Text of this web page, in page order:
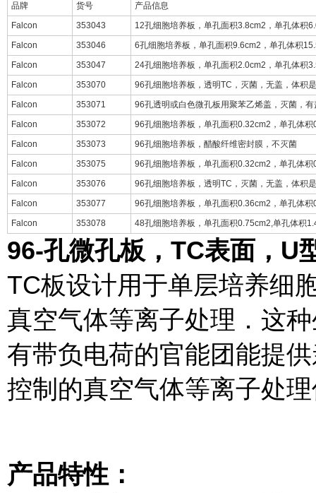
品牌 货号
产品信息
Falcon
353043
12孔细胞培养板，单孔面积3.8cm2，单孔体积
Falcon
353046
6孔细胞培养板，单孔面积9.6cm2，单孔体积
Falcon
353047
24孔细胞培养板，单孔面积2.0cm2，单孔体积
Falcon
353070
96孔细胞培养板，透明TC，灭菌，无盖，体积
Falcon
353071
96孔透明或白色微孔板用聚苯乙烯盖，灭菌，有
Falcon
353072
96孔细胞培养板，单孔面积0.32cm2，单孔体
Falcon
353073
96孔细胞培养板，醋酸纤维密封膜，不灭菌
Falcon
353075
96孔细胞培养板，单孔面积0.32cm2，单孔体
Falcon
353076
96孔细胞培养板，透明TC，灭菌，无盖，体积
Falcon
353077
96孔细胞培养板，单孔面积0.36cm2，单孔体
Falcon
353078 48孔细胞培养板，单孔面积0.75cm2,单孔体积
96-孔微孔板，TC表面，U
TC板设计用于单层培养细
真空气体等离子处理．这
有带负电荷的官能团能提
控制的真空气体等离子处
产品特性：